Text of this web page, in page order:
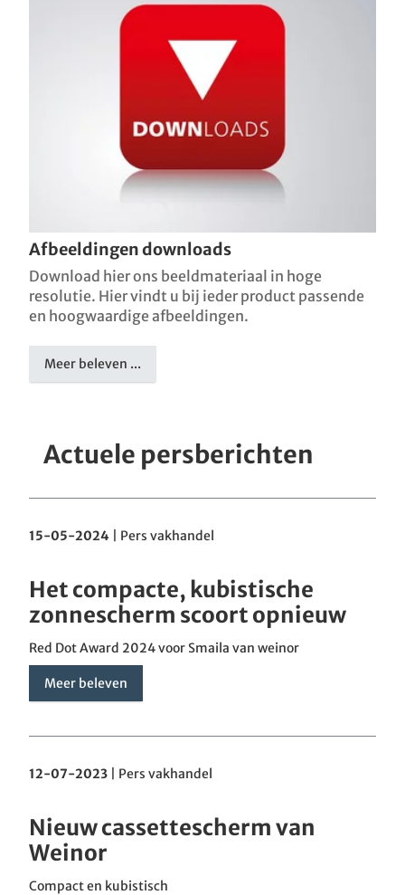
Afbeeldingen downloads
Download hier ons beeldmateriaal in hoge
resolutie. Hier vindt u bij ieder product passende
en hoogwaardige afbeeldingen.
Meer beleven ...
Actuele persberichten
15-05-2024 Pers vakhandel
Het compacte, kubistische
zonnescherm scoort opnieuw
Red Dot Award 2024 voor Smaila van weinor
Meer beleven
12-07-2023 Pers vakhandel
Nieuw cassettescherm van
Weinor
Compact en kubistisch